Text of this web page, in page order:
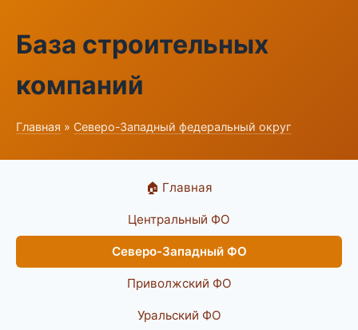
База строительных
компаний
Главная » Северо-Западный федеральный округ
🏠 Главная
Центральный ФО
Северо-Западный ФО
Приволжский ФО
Уральский ФО